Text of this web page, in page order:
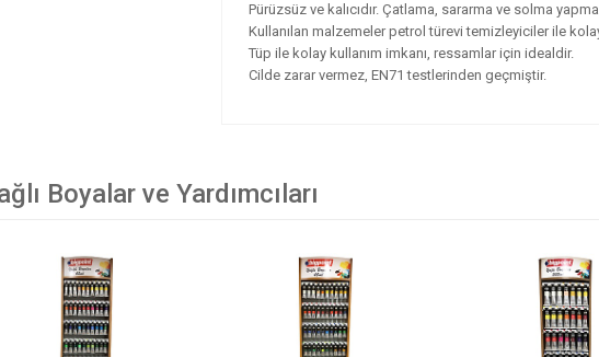
Pürüzsüz ve kalıcıdır. Çatlama, sararma ve solma
Kullanılan malzemeler petrol türevi temizleyiciler ile
Tüp ile kolay kullanım imkanı, ressamlar için idealdir.
Cilde zarar vermez, EN71 testlerinden geçmiştir.
Boyalar ve Yardımcıları